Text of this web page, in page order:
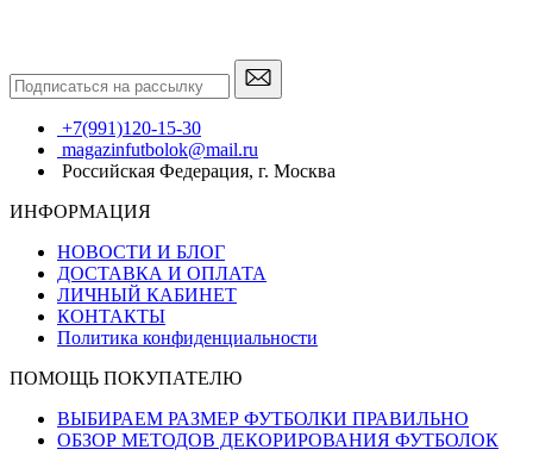
+7(991)120-15-30
magazinfutbolok@mail.ru
Российская Федерация, г. Москва
ИНФОРМАЦИЯ
НОВОСТИ И БЛОГ
ДОСТАВКА И ОПЛАТА
ЛИЧНЫЙ КАБИНЕТ
КОНТАКТЫ
Политика конфиденциальности
ПОМОЩЬ ПОКУПАТЕЛЮ
ВЫБИРАЕМ РАЗМЕР ФУТБОЛКИ ПРАВИЛЬНО
ОБЗОР МЕТОДОВ ДЕКОРИРОВАНИЯ ФУТБОЛОК